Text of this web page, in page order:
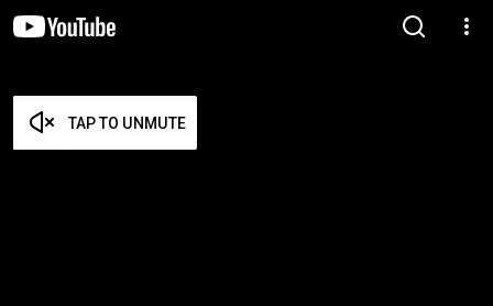
TAP TO UNMUTE